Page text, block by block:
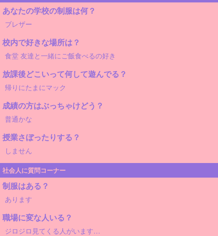
あなたの学校の制服は何？
ブレザー
校内で好きな場所は？
食堂 友達と一緒にご飯食べるの好き
放課後どこいって何して遊んでる？
帰りにたまにマック
成績の方はぶっちゃけどう？
普通かな
授業さぼったりする？
しません
社会人に質問コーナー
制服はある？
あります
職場に変な人いる？
ジロジロ見てくる人がいます…